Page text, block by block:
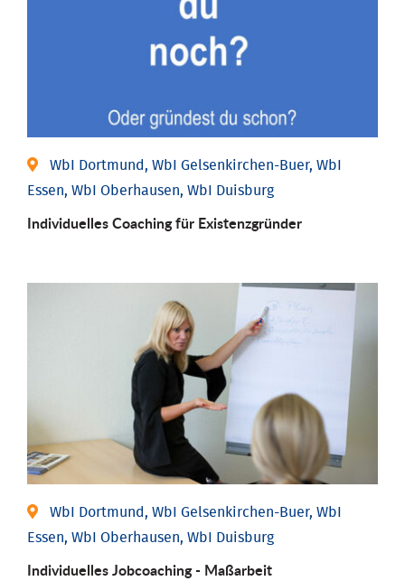
WbI Dortmund, WbI Gelsenkirchen-Buer, WbI
Essen, WbI Oberhausen, WbI Duisburg
Individu­elles Coaching für Existenz­gründer
WbI Dortmund, WbI Gelsenkirchen-Buer, WbI
Essen, WbI Oberhausen, WbI Duisburg
Individu­elles Job­coaching - Maßarbeit